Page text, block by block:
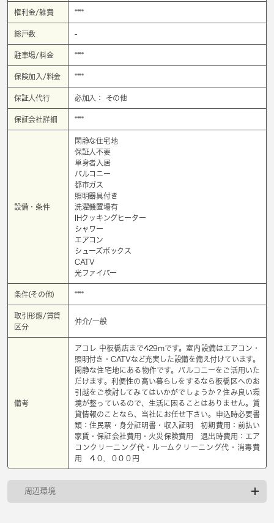
権利金/雑費 ****
総戸数 -
駐車場/料金 ****
保険加入/料金 ****
保証人代行 必加入： その他
保証会社詳細 ****
設備・条件
閑静な住宅地
保証人不要
単身者入居
バルコニー
都市ガス
照明器具付き
洗濯機置場有
IHクッキングヒーター
シャワー
エアコン
シューズボックス
CATV
光ファイバー
条件(その他) ****
取引形態/賃貸
区分
仲介/一般
備考
アコレ 中板橋店まで429mです。室内設備はエアコン・
照明付き・CATVなど充実した設備を備え付けています。
閑静な住宅地にある物件です。バルコニーをご活用いた
だけます。利便性の高い暮らしをするなら板橋区へのお
引越をご検討してみてはいかがでしょうか？住み良い環
境が整っているので、生活に困ることはありません。賃
貸情報のことなら、当社にお任せ下さい。申込時必要書
類：住民票・身分証明書・収入証明 初期費用：前払い
家賃・保証会社費用・火災保険費用 退出時費用：エア
コンクリーニング代・ルームクリーニング代・消毒費
用 ４０，０００円
周辺環境